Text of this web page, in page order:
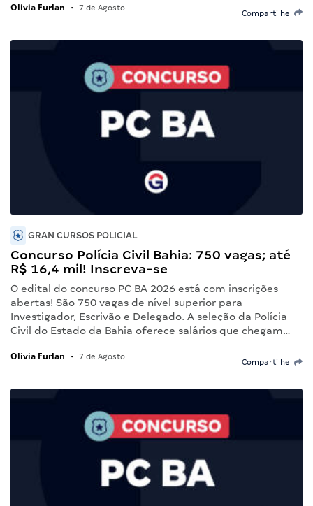
Olivia Furlan • 7 de Agosto
Compartilhe
GRAN CURSOS POLICIAL
Concurso Polícia Civil Bahia: 750 vagas; até
R$ 16,4 mil! Inscreva-se
O edital do concurso PC BA 2026 está com inscrições
abertas! São 750 vagas de nível superior para
Investigador, Escrivão e Delegado. A seleção da Polícia
Civil do Estado da Bahia oferece salários que chegam…
Olivia Furlan • 7 de Agosto
Compartilhe